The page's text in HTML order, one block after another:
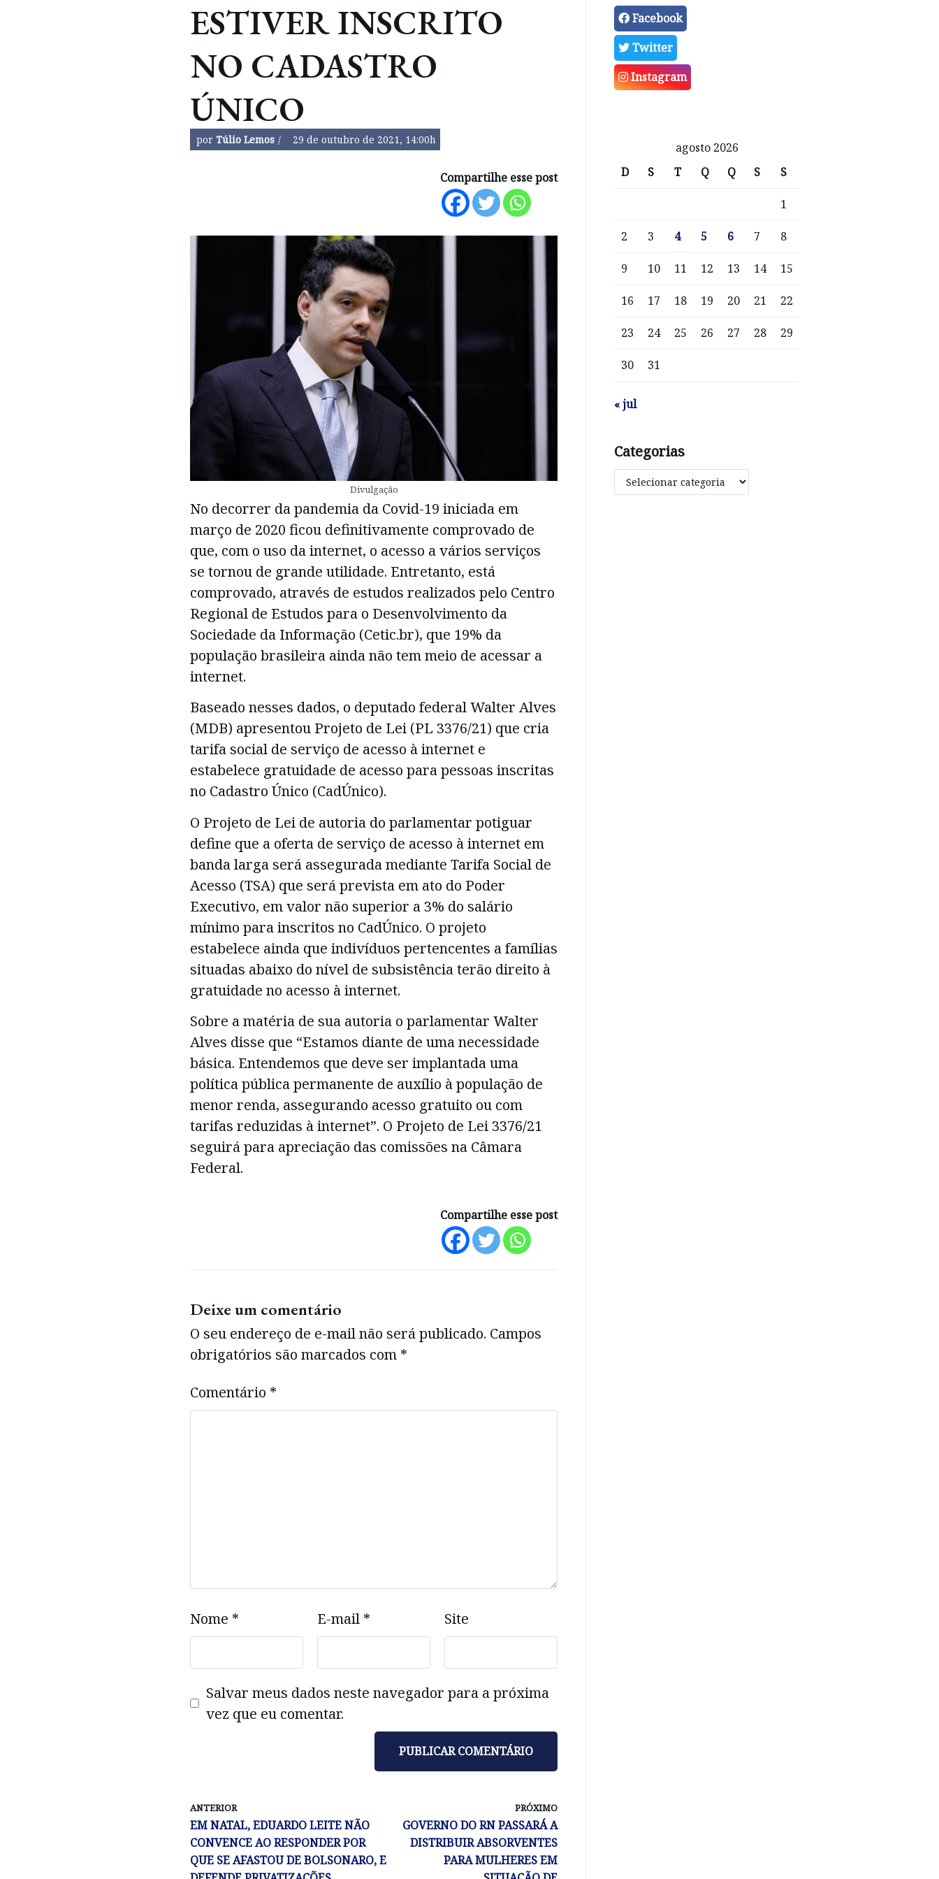
ESTIVER INSCRITO
NO CADASTRO
ÚNICO
por Túlio Lemos 29 de outubro de 2021, 14:00h
Compartilhe esse post
Divulgação
No decorrer da pandemia da Covid-19 iniciada em
março de 2020 ficou definitivamente comprovado de
que, com o uso da internet, o acesso a vários serviços
se tornou de grande utilidade. Entretanto, está
comprovado, através de estudos realizados pelo Centro
Regional de Estudos para o Desenvolvimento da
Sociedade da Informação (Cetic.br), que 19% da
população brasileira ainda não tem meio de acessar a
internet.
Baseado nesses dados, o deputado federal Walter Alves
(MDB) apresentou Projeto de Lei (PL 3376/21) que cria
tarifa social de serviço de acesso à internet e
estabelece gratuidade de acesso para pessoas inscritas
no Cadastro Único (CadÚnico).
O Projeto de Lei de autoria do parlamentar potiguar
define que a oferta de serviço de acesso à internet em
banda larga será assegurada mediante Tarifa Social de
Acesso (TSA) que será prevista em ato do Poder
Executivo, em valor não superior a 3% do salário
mínimo para inscritos no CadÚnico. O projeto
estabelece ainda que indivíduos pertencentes a famílias
situadas abaixo do nível de subsistência terão direito à
gratuidade no acesso à internet.
Sobre a matéria de sua autoria o parlamentar Walter
Alves disse que “Estamos diante de uma necessidade
básica. Entendemos que deve ser implantada uma
política pública permanente de auxílio à população de
menor renda, assegurando acesso gratuito ou com
tarifas reduzidas à internet”. O Projeto de Lei 3376/21
seguirá para apreciação das comissões na Câmara
Federal.
Compartilhe esse post
Deixe um comentário
O seu endereço de e-mail não será publicado. Campos
obrigatórios são marcados com *
Comentário *
Nome * E-mail * Site
Salvar meus dados neste navegador para a próxima
vez que eu comentar.
ANTERIOR
EM NATAL, EDUARDO LEITE NÃO
CONVENCE AO RESPONDER POR
QUE SE AFASTOU DE BOLSONARO, E
PRÓXIMO
GOVERNO DO RN PASSARÁ A
DISTRIBUIR ABSORVENTES
PARA MULHERES EM
Facebook
Twitter
Instagram
agosto 2026
D
S T Q Q S S
1
2 3 4 5 6 7 8
9 10 11 12 13 14 15
16 17 18 19 20 21 22
23 24 25 26 27 28 29
30 31
« jul
Categorias